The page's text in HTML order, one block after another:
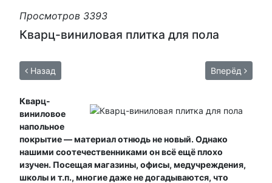
Просмотров 3393
Кварц-виниловая плитка для пола
Назад Вперёд
Кварц-
виниловое
напольное
покрытие — материал отнюдь не новый. Однако
нашими соотечественниками он всё ещё плохо
изучен. Посещая магазины, офисы, медучреждения,
школы и т.п., многие даже не догадываются, что